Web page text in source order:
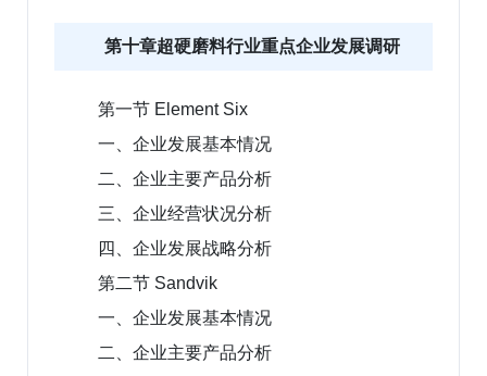
第十章超硬磨料行业重点企业发展调研
第一节 Element Six
一、企业发展基本情况
二、企业主要产品分析
三、企业经营状况分析
四、企业发展战略分析
第二节 Sandvik
一、企业发展基本情况
二、企业主要产品分析